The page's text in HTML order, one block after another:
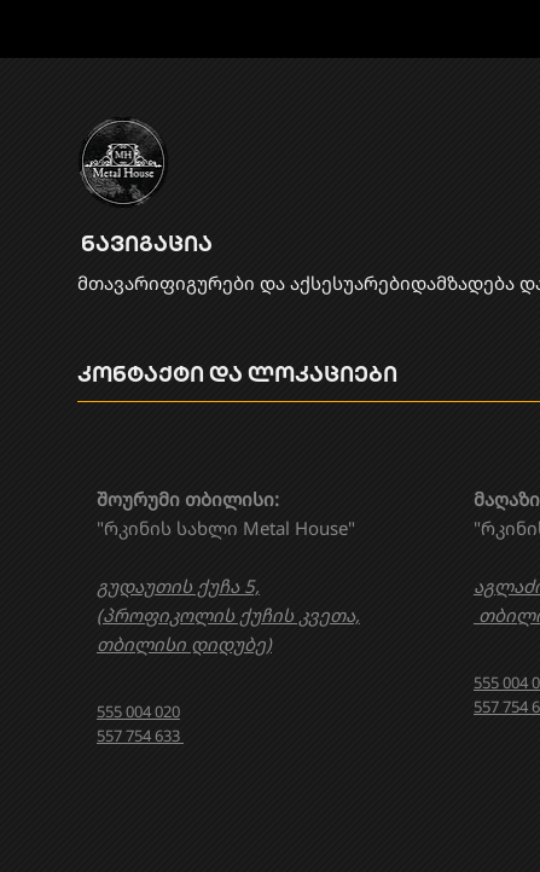
ნავიგაცია
მთავარიფიგურები და აქსესუარებიდამზადება
555 004
557 754
შოურუმი თბილისი:
"რკინის სახლი Metal House"
გუდაუთის ქუჩა 5,
(პროფიკოლის ქუჩის კვეთა,
თბილისი დიდუბე)
555 004 020
557 754 633
კონტაქტი და ლოკაციები